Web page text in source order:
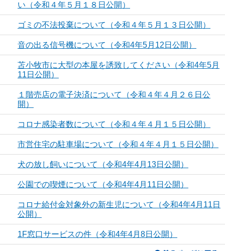
い（令和４年５月１８日公開）
ゴミの不法投棄について（令和４年５月１３日公開）
音の出る信号機について（令和4年5月12日公開）
苫小牧市に大型の本屋を誘致してください（令和4年5月
11日公開）
１階売店の電子決済について（令和４年４月２６日公
開）
コロナ感染者数について（令和４年４月１５日公開）
市営住宅の駐車場について（令和４年４月１５日公開）
犬の放し飼いについて（令和4年4月13日公開）
公園での喫煙について（令和4年4月11日公開）
コロナ給付金対象外の新生児について（令和4年4月11日
公開）
1F窓口サービスの件（令和4年4月8日公開）